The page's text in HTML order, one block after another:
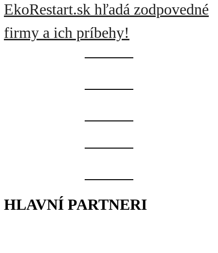
EkoRestart.sk hľadá zodpovedné
firmy a ich príbehy!
HLAVNÍ PARTNERI